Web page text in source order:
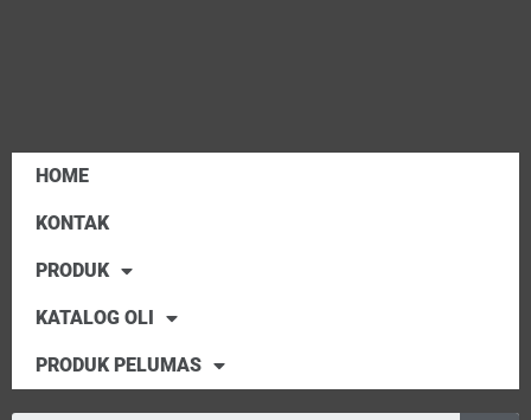
HOME
KONTAK
PRODUK
KATALOG OLI
PRODUK PELUMAS